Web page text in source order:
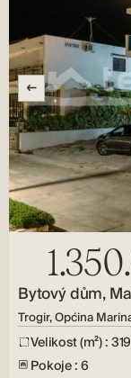
Bytový dům,
Trogir, Općina
Velikost (m²) :
Pokoje : 6